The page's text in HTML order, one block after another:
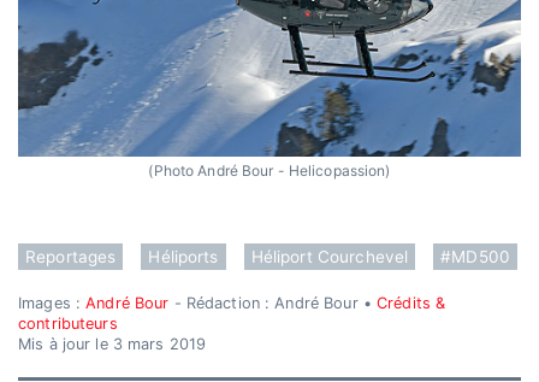
(Photo André Bour - Helicopassion)
Reportages Héliports Héliport Courchevel #MD500
Images :André Bour - Rédaction : André Bour •Crédits &
contributeurs
Mis à jour le 3 mars 2019